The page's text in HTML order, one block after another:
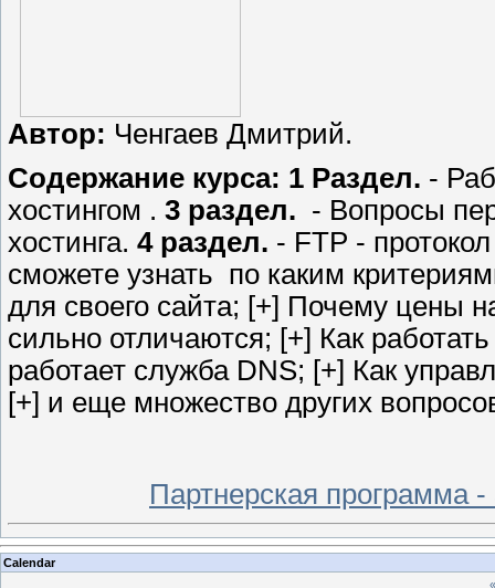
Автор: Ченгаев Дмитрий.
Содержание курса: 1 Раздел. -
хостингом . 3 раздел. - Вопросы
хостинга. 4 раздел. - FTP -
сможете узнать по каким
для своего сайта; [+] Почему цены
сильно отличаются; [+] Как
работает служба DNS; [+] Как
[+] и еще множество других
Партнерская программа
Calendar
«